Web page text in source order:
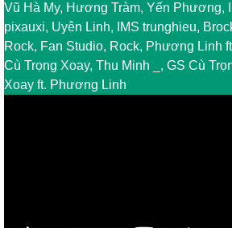
Vũ Hà My, Hương Tràm, Yến Phương,
pixauxi, Uyên Linh, IMS trunghieu,
Rock, Fan Studio, Rock, Phương Linh
Cù Trọng Xoay, Thu Minh _, GS Cù
Xoay ft. Phương Linh